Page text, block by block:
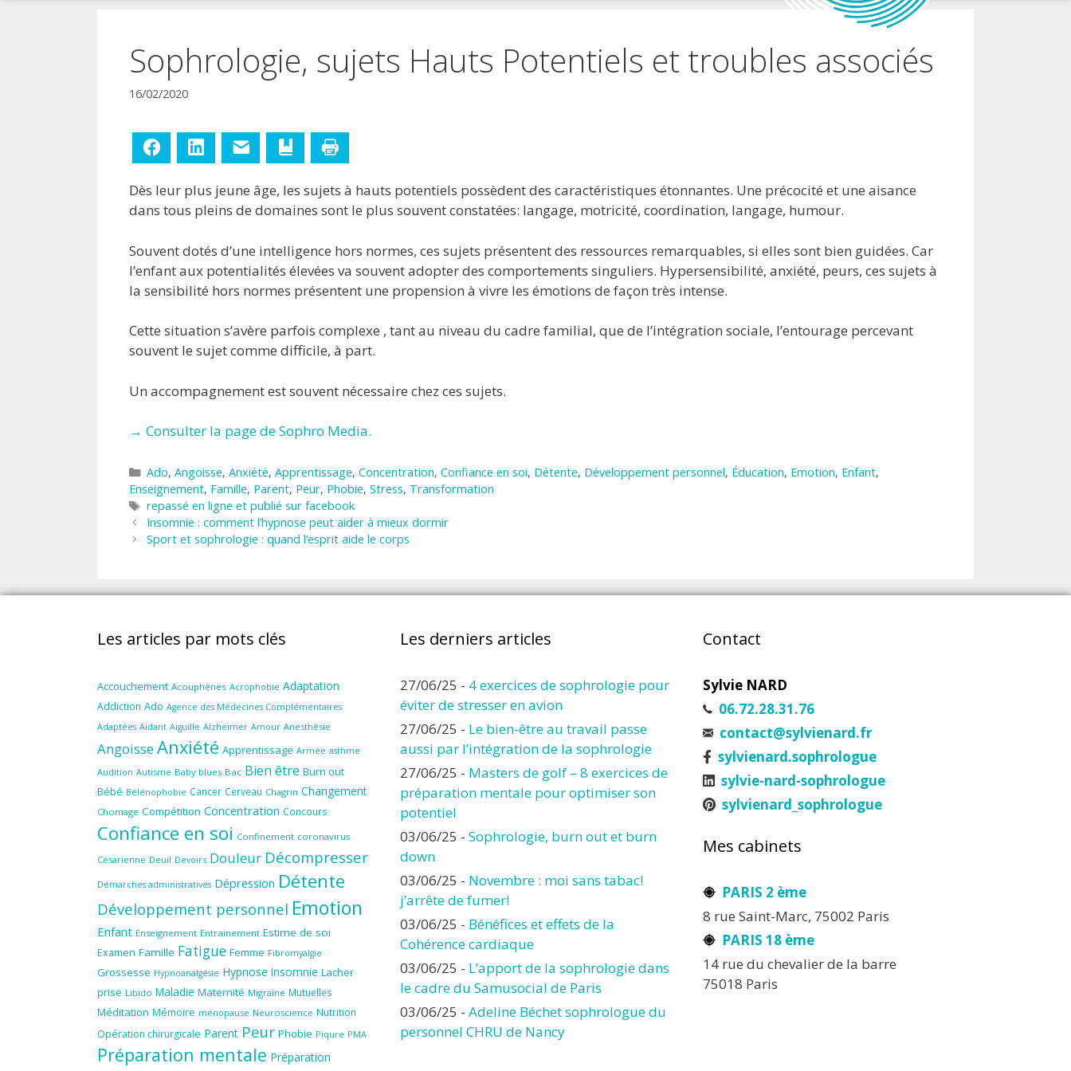
Sophrologie, sujets Hauts Potentiels et troubles associés
16/02/2020
Facebook LinkedIn Ajouter aux favoris
Dès leur plus jeune âge, les sujets à hauts potentiels possèdent des caractéristiques étonnantes. Une précocité et une aisance
dans tous pleins de domaines sont le plus souvent constatées: langage, motricité, coordination, langage, humour.
Souvent dotés d’une intelligence hors normes, ces sujets présentent des ressources remarquables, si elles sont bien guidées. Car
l’enfant aux potentialités élevées va souvent adopter des comportements singuliers. Hypersensibilité, anxiété, peurs, ces sujets à
la sensibilité hors normes présentent une propension à vivre les émotions de façon très intense.
Cette situation s’avère parfois complexe , tant au niveau du cadre familial, que de l’intégration sociale, l’entourage percevant
souvent le sujet comme difficile, à part.
Un accompagnement est souvent nécessaire chez ces sujets.
→ Consulter la page de Sophro Media.
Catégories
Ado, Angoisse, Anxiété, Apprentissage, Concentration, Confiance en soi, Détente, Développement personnel, Éducation, Emotion, Enfant,
Enseignement, Famille, Parent, Peur, Phobie, Stress, Transformation
Étiquettes
repassé en ligne et publié sur facebook
Insomnie : comment l’hypnose peut aider à mieux dormir
Sport et sophrologie : quand l’esprit aide le corps
Les articles par mots clés
Accouchement Acouphènes Acrophobie Adaptation
Addiction Ado Agence des Médecines Complémentaires
Adaptées Aidant Aiguille Alzheimer Amour Anesthésie
Angoisse Anxiété Apprentissage Armée asthme
Audition Autisme Baby blues Bac Bien être Burn out
Bébé Bélénophobie Cancer Cerveau Chagrin Changement
Chomage Compétition Concentration Concours
Confiance en soi Confinement coronavirus
Césarienne Deuil Devoirs Douleur Décompresser
Démarches administratives Dépression Détente
Développement personnel Emotion
Enfant Enseignement Entrainement Estime de soi
Examen Famille Fatigue Femme Fibromyalgie
Grossesse Hypnoanalgésie Hypnose Insomnie Lacher
prise Libido Maladie Maternité Migraine Mutuelles
Méditation Mémoire ménopause Neuroscience Nutrition
Opération chirurgicale Parent Peur Phobie Piqure PMA
Préparation mentale Préparation
Les derniers articles
27/06/25 - 4 exercices de sophrologie pour
éviter de stresser en avion
27/06/25 - Le bien-être au travail passe
aussi par l’intégration de la sophrologie
27/06/25 - Masters de golf – 8 exercices de
préparation mentale pour optimiser son
potentiel
03/06/25 - Sophrologie, burn out et burn
down
03/06/25 - Novembre : moi sans tabac!
j’arrête de fumer!
03/06/25 - Bénéfices et effets de la
Cohérence cardiaque
03/06/25 - L’apport de la sophrologie dans
le cadre du Samusocial de Paris
03/06/25 - Adeline Béchet sophrologue du
personnel CHRU de Nancy
Contact
Sylvie NARD
06.72.28.31.76
contact@sylvienard.fr
sylvienard.sophrologue
sylvie-nard-sophrologue
sylvienard_sophrologue
Mes cabinets
PARIS 2 ème
8 rue Saint-Marc, 75002 Paris
PARIS 18 ème
14 rue du chevalier de la barre
75018 Paris